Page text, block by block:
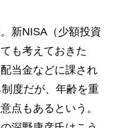
新NISA（少額投資
も考えておきた
当金などに課され
度だが、年齢を重
点もあるという。